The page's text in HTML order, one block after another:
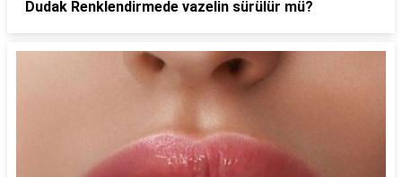
Dudak Renklendirmede vazelin sürülür mü?